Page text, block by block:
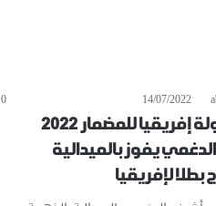
14/07/2022
0
منافسات بطولة إفريقيا للمضمار 2022
يفوز بالميدالية
بطلا لإفريقيا